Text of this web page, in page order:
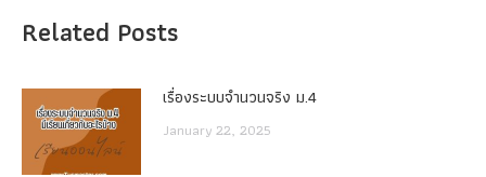
Related Posts
เรื่องระบบจํานวนจริง ม.4
January 22, 2025